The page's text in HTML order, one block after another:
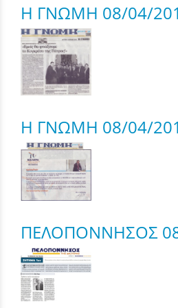
Η ΓΝΩΜΗ 08/04/
Η ΓΝΩΜΗ 08/04/
ΠΕΛΟΠΟΝΝΗΣΟΣ